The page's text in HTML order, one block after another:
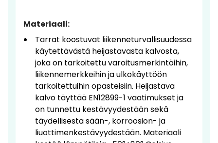
Materiaali:
Tarrat koostuvat liikenneturvallisuudessa
käytettävästä heijastavasta kalvosta,
joka on tarkoitettu varoitusmerkintöihin,
liikennemerkkeihin ja ulkokäyttöön
tarkoitettuihin opasteisiin. Heijastava
kalvo täyttää EN12899-1 vaatimukset ja
on tunnettu kestävyydestään sekä
täydellisestä sään-, korroosion- ja
liuottimenkestävyydestään. Materiaali